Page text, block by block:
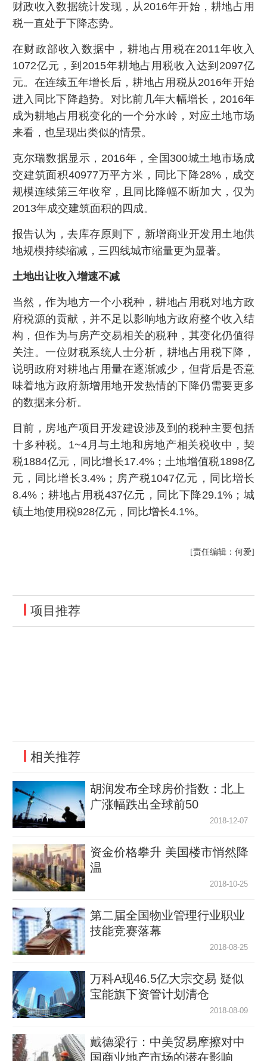
财政收入数据统计发现，从2016年开始，耕地占用
税一直处于下降态势。
在财政部收入数据中，耕地占用税在2011年收入
1072亿元，到2015年耕地占用税收入达到2097亿
元。在连续五年增长后，耕地占用税从2016年开始
进入同比下降趋势。对比前几年大幅增长，2016年
成为耕地占用税变化的一个分水岭，对应土地市场
来看，也呈现出类似的情景。
克尔瑞数据显示，2016年，全国300城土地市场成
交建筑面积40977万平方米，同比下降28%，成交
规模连续第三年收窄，且同比降幅不断加大，仅为
2013年成交建筑面积的四成。
报告认为，去库存原则下，新增商业开发用土地供
地规模持续缩减，三四线城市缩量更为显著。
土地出让收入增速不减
当然，作为地方一个小税种，耕地占用税对地方政
府税源的贡献，并不足以影响地方政府整个收入结
构，但作为与房产交易相关的税种，其变化仍值得
关注。一位财税系统人士分析，耕地占用税下降，
说明政府对耕地占用量在逐渐减少，但背后是否意
味着地方政府新增用地开发热情的下降仍需要更多
的数据来分析。
目前，房地产项目开发建设涉及到的税种主要包括
十多种税。1~4月与土地和房地产相关税收中，契
税1884亿元，同比增长17.4%；土地增值税1898亿
元，同比增长3.4%；房产税1047亿元，同比增长
8.4%；耕地占用税437亿元，同比下降29.1%；城
镇土地使用税928亿元，同比增长4.1%。
[责任编辑：何爱]
项目推荐
相关推荐
胡润发布全球房价指数：北上
广涨幅跌出全球前50
2018-12-07
资金价格攀升 美国楼市悄然降
温
2018-10-25
第二届全国物业管理行业职业
技能竞赛落幕
2018-08-25
万科A现46.5亿大宗交易 疑似
宝能旗下资管计划清仓
2018-08-09
戴德梁行：中美贸易摩擦对中
国商业地产市场的潜在影响